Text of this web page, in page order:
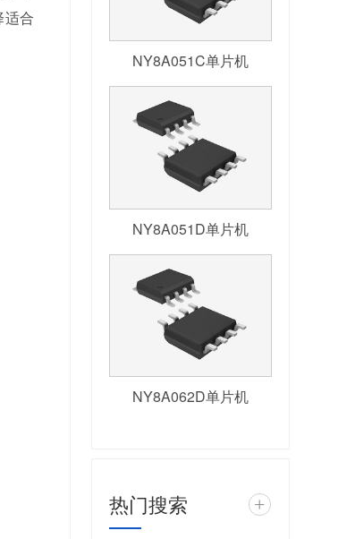
适合
NY8A051C单片机
NY8A051D单片机
NY8A062D单片机
热门搜索 +